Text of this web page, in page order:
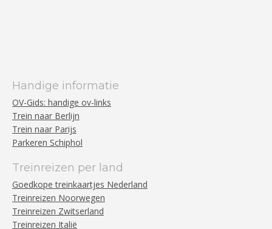
de aanwezigheid van kolommen,
wachtruimtes en andere
objecten ontstaan knelpunten,
vooral bij de trappen en liften.
drukke momenten tot wachtrijen
en minder veilige situaties.
Indeling verbeteren De
spoorbeheerder gaat
Handige informatie
OV-Gids: handige ov-links
Trein naar Berlijn
Trein naar Parijs
Parkeren Schiphol
Treinreizen per land
Goedkope treinkaartjes Nederland
Treinreizen Noorwegen
Treinreizen Zwitserland
Treinreizen Italië